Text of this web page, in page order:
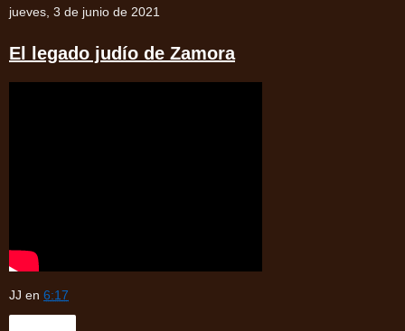
jueves, 3 de junio de 2021
El legado judío de Zamora
JJ en 6:17